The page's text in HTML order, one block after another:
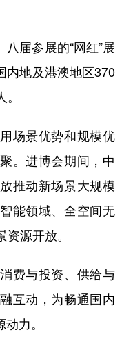
届参展的“网红”展
内地及港澳地区370
场景优势和规模优
。进博会期间，中
推动新场景大规模
能领域、全空间无
资源开放。
费与投资、供给与
互动，为畅通国内
力。